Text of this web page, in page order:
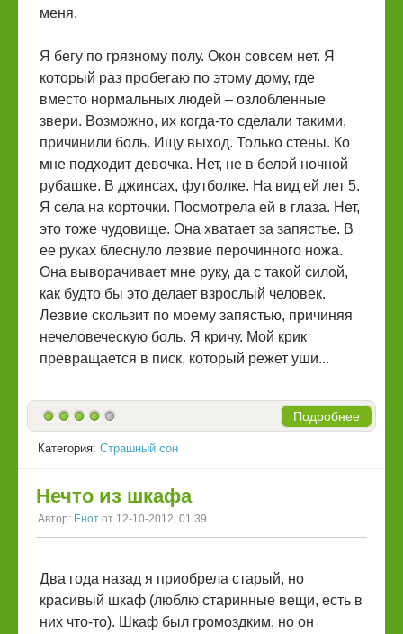
меня.
Я бегу по грязному полу. Окон совсем нет. Я
который раз пробегаю по этому дому, где
вместо нормальных людей – озлобленные
звери. Возможно, их когда-то сделали такими,
причинили боль. Ищу выход. Только стены. Ко
мне подходит девочка. Нет, не в белой ночной
рубашке. В джинсах, футболке. На вид ей лет 5.
Я села на корточки. Посмотрела ей в глаза. Нет,
это тоже чудовище. Она хватает за запястье. В
ее руках блеснуло лезвие перочинного ножа.
Она выворачивает мне руку, да с такой силой,
как будто бы это делает взрослый человек.
Лезвие скользит по моему запястью, причиняя
нечеловеческую боль. Я кричу. Мой крик
превращается в писк, который режет уши...
Подробнее
Категория: Страшный сон
Нечто из шкафа
Автор: Енот от 12-10-2012, 01:39
Два года назад я приобрела старый, но
красивый шкаф (люблю старинные вещи, есть в
них что-то). Шкаф был громоздким, но он